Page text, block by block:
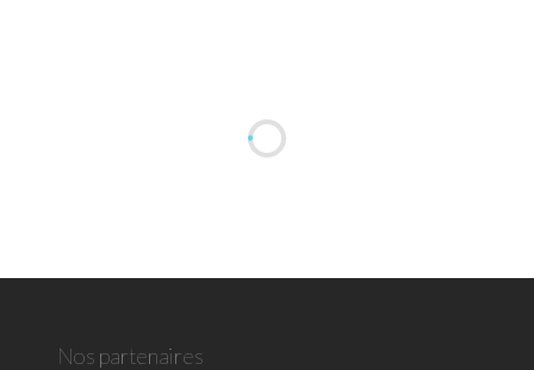
Nos partenaires